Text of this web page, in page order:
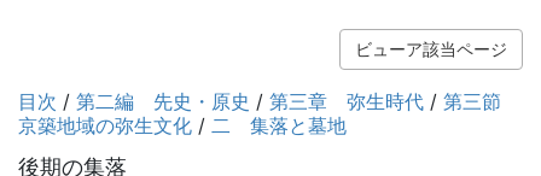
ビューア該当ページ
目次 / 第二編 先史・原史 / 第三章 弥生時代 / 第三節
京築地域の弥生文化 / 二 集落と墓地
後期の集落